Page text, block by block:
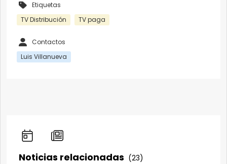
Etiquetas
TV Distribución
TV paga
Contactos
Luis Villanueva
Noticias relacionadas (23)